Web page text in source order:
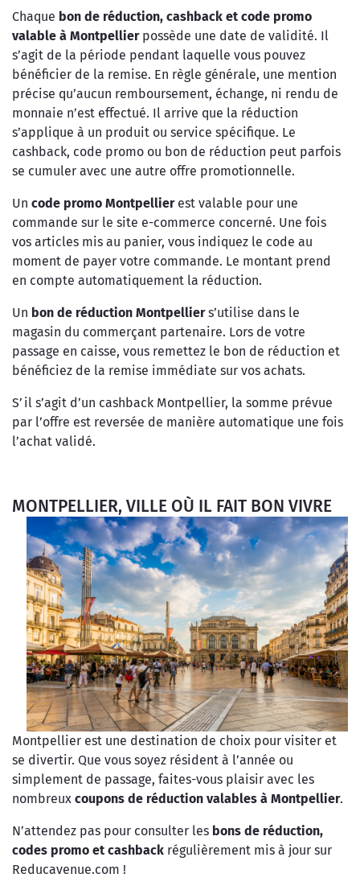
Chaque bon de réduction, cashback et code promo
valable à Montpellierpossède une date de validité. Il
s’agit de la période pendant laquelle vous pouvez
bénéficier de la remise. En règle générale, une mention
précise qu’aucun remboursement, échange, ni rendu de
monnaie n’est effectué. Il arrive que la réduction
s’applique à un produit ou service spécifique. Le
cashback, code promo ou bon de réduction peut parfois
se cumuler avec une autre offre promotionnelle.
Un code promo Montpellierest valable pour une
commande sur le site e-commerce concerné. Une fois
vos articles mis au panier, vous indiquez le code au
moment de payer votre commande. Le montant prend
en compte automatiquement la réduction.
Un bon de réduction Montpelliers’utilise dans le
magasin du commerçant partenaire. Lors de votre
passage en caisse, vous remettez le bon de réduction et
bénéficiez de la remise immédiate sur vos achats.
S’il s’agit d’un cashback Montpellier, la somme prévue
par l’offre est reversée de manière automatique une fois
l’achat validé.
MONTPELLIER, VILLE OÙ IL FAIT BON VIVRE
Montpellier est une destination de choix pour visiter et
se divertir. Que vous soyez résident à l’année ou
simplement de passage, faites-vous plaisir avec les
nombreux coupons de réduction valables à Montpellier.
N’attendez pas pour consulter les bons de réduction,
codes promo et cashback régulièrement mis à jour sur
Reducavenue.com !